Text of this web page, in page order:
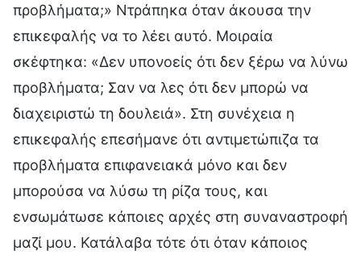
προβλήματα;» Ντράπηκα όταν άκουσα την
επικεφαλής να το λέει αυτό. Μοιραία
σκέφτηκα: «Δεν υπονοείς ότι δεν ξέρω να λύνω
προβλήματα; Σαν να λες ότι δεν μπορώ να
διαχειριστώ τη δουλειά». Στη συνέχεια η
επικεφαλής επεσήμανε ότι αντιμετώπιζα τα
προβλήματα επιφανειακά μόνο και δεν
μπορούσα να λύσω τη ρίζα τους, και
ενσωμάτωσε κάποιες αρχές στη συναναστροφή
μαζί μου. Κατάλαβα τότε ότι όταν κάποιος